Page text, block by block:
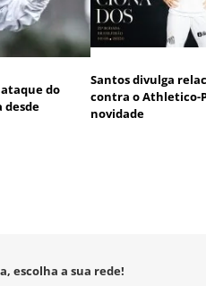
do
desde
Santos divulga
contra o Athletico-
novidade
escolha a sua rede!